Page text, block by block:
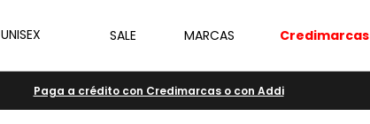
UNISEX SALE MARCAS Credimarcas
Paga a crédito con Credimarcas o con Addi